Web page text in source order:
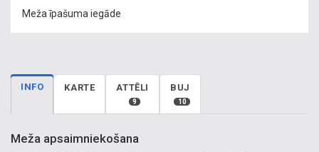
Meža īpašuma iegāde
INFO KARTE ATTĒLI
9
BUJ
10
Meža apsaimniekošana